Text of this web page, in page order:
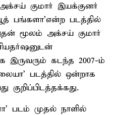
குமார் இயக்குனர்
பங்களா’என்ற படத்தில்
மூலம் அக்சய் குமார்
இருவரும் கடந்த 2007-ம்
படத்தில் ஒன்றாக
குறிப்பிடத்தக்கது.
படம் முதல் நாளில்